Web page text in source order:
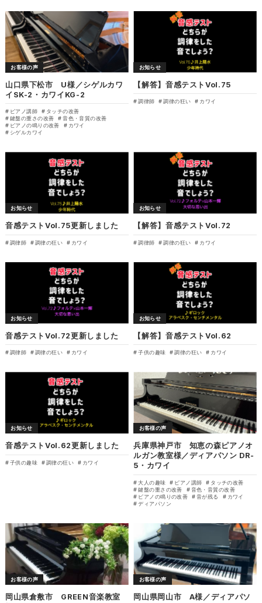
お客様の声
山口県下松市 U様／シゲルカワ
イSK-2・カワイKG-2
ピアノ講師
タッチの改善
鍵盤の重さの改善
音色・音質の改善
ピアノの鳴りの改善
カワイ
シゲルカワイ
お知らせ
【解答】音感テストVol.75
調律師 調律の狂い カワイ
お知らせ
音感テストVol.75更新しました
調律師 調律の狂い カワイ
お知らせ
【解答】音感テストVol.72
調律師 調律の狂い カワイ
お知らせ
音感テストVol.72更新しました
調律師 調律の狂い カワイ
お知らせ
【解答】音感テストVol.62
子供の趣味 調律の狂い カワイ
お知らせ
音感テストVol.62更新しました
子供の趣味 調律の狂い カワイ
お客様の声
兵庫県神戸市 知恵の森ピアノオ
ルガン教室様／ディアパソン DR-
5・カワイ
大人の趣味 ピアノ講師
タッチの改善
鍵盤の重さの改善
音色・音質の改善
ピアノの鳴りの改善
音が残る
カワイ
ディアパソン
お客様の声
岡山県倉敷市 GREEN音楽教室
お客様の声
岡山県岡山市 A様／ディアパソ